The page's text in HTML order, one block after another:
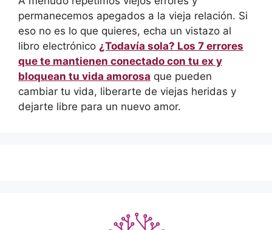
permanecemos apegados a la vieja relación. Si
eso no es lo que quieres, echa un vistazo al
libro electrónico ¿Todavía sola? Los 7 errores
que te mantienen conectado con tu ex y
bloquean tu vida amorosa que pueden
cambiar tu vida, liberarte de viejas heridas y
dejarte libre para un nuevo amor.